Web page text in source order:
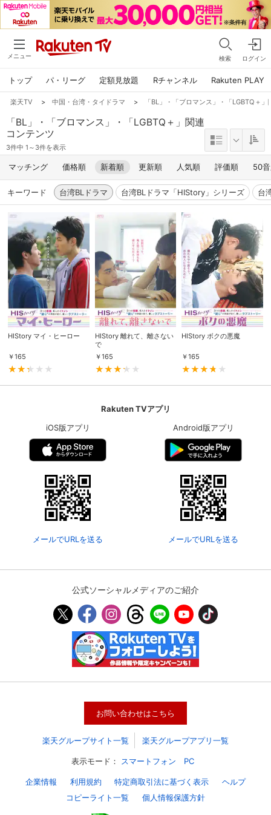
メニュー 検索 ログイン
トップ パ・リーグ 定額見放題 Rチャンネル Rakuten PLAY
楽天TV > 中国・台湾・タイドラマ > 「BL」・「ブロマンス」・「LGBTQ＋
「BL」・「ブロマンス」・「LGBTQ＋」関連
コンテンツ
3件中 1～3件を表示
マッチング 価格順 新着順 更新順 人気順 評価順 50
キーワード 台湾BLドラマ 台湾BLドラマ「HIStory」シリーズ 台
HIStory マイ・ヒーロー
￥165
HIStory 離れて、離さない
で
￥165
HIStory ボクの悪魔
￥165
Rakuten TVアプリ
iOS版アプリ
メールでURLを送る
Android版アプリ
メールでURLを送る
公式ソーシャルメディアのご紹介
お問い合わせはこちら
楽天グループサイト一覧 楽天グループアプリ一覧
表示モード： スマートフォン PC
企業情報 利用規約 特定商取引法に基づく表示
ヘルプ
コピーライト一覧
個人情報保護方針